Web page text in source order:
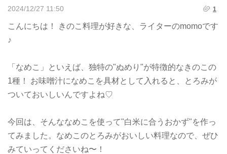
2024/12/27 11:50 1
こんにちは！ きのこ料理が好きな、ライターのmomoです
♪
「なめこ」といえば、独特の"ぬめり"が特徴的なきのこの
1種！ お味噌汁になめこを具材として入れると、とろみが
ついておいしいんですよね♡
今回は、そんななめこを使って"白米に合うおかず"を作っ
てみました。なめこのとろみがおいしい料理なので、ぜひ
みていってくださいね〜！